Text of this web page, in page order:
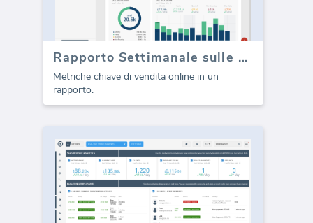
Rapporto Settimanale sulle Vendite della Suite E-commerce (Rapporto)
Metriche chiave di vendita online in un
rapporto.